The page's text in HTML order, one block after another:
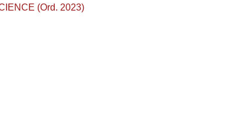
(Ord. 2023)